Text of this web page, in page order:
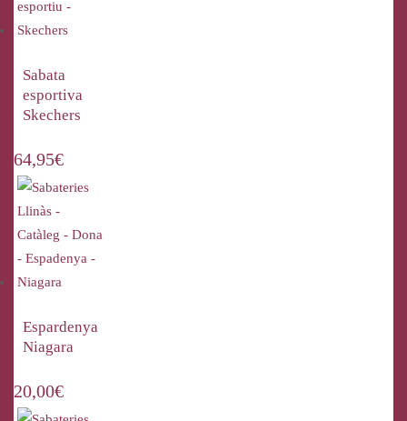
Sabata
esportiva
Skechers
64,95€
Espardenya
Niagara
20,00€